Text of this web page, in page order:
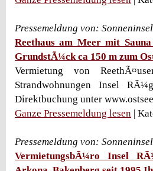
Pressemeldung von:
Reethaus am Meer mit
GrundstÃ¼ck ca 150 m zum
Vermietung von
Strandwohnungen Insel
Direktbuchung unter
Ganze Pressemeldung lesen |
Pressemeldung von:
VermietungsbÃ¼ro Insel